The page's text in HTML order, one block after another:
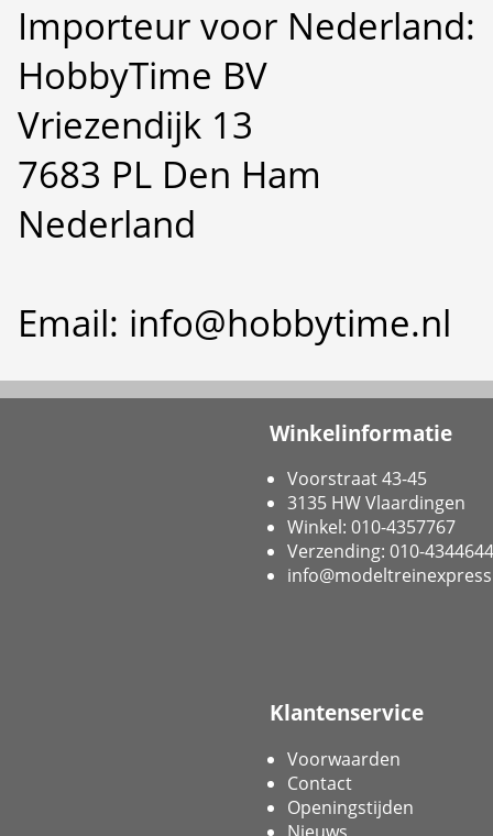
Importeur voor Nederland:
HobbyTime BV
Vriezendijk 13
7683 PL Den Ham
Nederland
Email: info@hobbytime.nl
Winkelinformatie
Voorstraat 43-45
3135 HW Vlaardingen
Winkel: 010-4357767
Verzending: 010-4344644
Klantenservice
Voorwaarden
Contact
Openingstijden